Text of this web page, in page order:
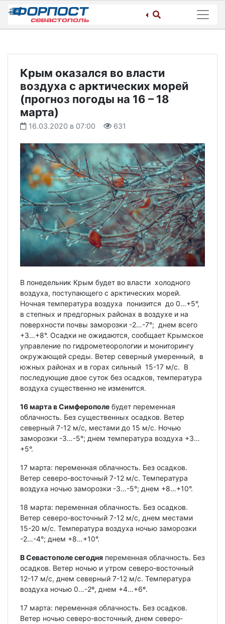
Skip
content
Крым оказался во власти
воздуха с арктических морей
(прогноз погоды на 16 – 18
марта)
16.03.2020 в 07:00 631
В понедельник Крым будет во власти холодного
воздуха, поступающего с арктических морей.
Ночная температура воздуха понизится до 0…+5°,
в степных и предгорных районах в воздухе и на
поверхности почвы заморозки -2…-7°; днем всего
+3…+8°. Осадки не ожидаются, сообщает Крымское
управление по гидрометеорологии и мониторингу
окружающей среды. Ветер северный умеренный, в
южных районах и в горах сильный 15-17 м/с. В
последующие двое суток без осадков, температура
воздуха существенно не изменится.
16 марта в Симферополе будет переменная
облачность. Без существенных осадков. Ветер
северный 7-12 м/с, местами до 15 м/с. Ночью
заморозки -3…-5°; днем температура воздуха +3…
+5°.
17 марта: переменная облачность. Без осадков.
Ветер северо-восточный 7-12 м/с. Температура
воздуха ночью заморозки -3…-5°; днем +8…+10°.
18 марта: переменная облачность. Без осадков.
Ветер северо-восточный 7-12 м/с, днем местами
15-20 м/с. Температура воздуха ночью заморозки
-2…-4°; днем +8…+10°.
В Севастополе сегодня переменная облачность. Без
осадков. Ветер ночью и утром северо-восточный
12-17 м/с, днем северный 7-12 м/с. Температура
воздуха ночью 0…-2º, днем +4…+6º.
17 марта: переменная облачность. Без осадков.
Ветер ночью северо-восточный, днем северо-